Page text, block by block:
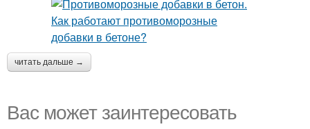
читать дальше →
Вас может заинтересовать